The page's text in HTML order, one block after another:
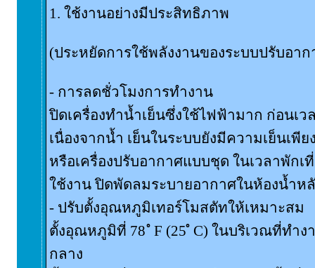
1. ใช้งานอย่างมีประสิทธิภาพ
(ประหยัดการใช้พลังงานของระบบปรับอาก
- การลดชั่วโมงการทำงาน
ปิดเครื่องทำน้ำเย็นซึ่งใช้ไฟฟ้ามาก ก่อนเว
เนื่องจากน้ำ เย็นในระบบยังมีความเย็นเพีย
หรือเครื่องปรับอากาศแบบชุด ในเวลาพักเ
ใช้งาน ปิดพัดลมระบายอากาศในห้องน้ำห
- ปรับตั้งอุณหภูมิเทอร์โมสตัทให้เหมาะสม
ตั้งอุณหภูมิที่ 78 ํ F (25 ํ C) ในบริเวณที่ทำ
กลาง